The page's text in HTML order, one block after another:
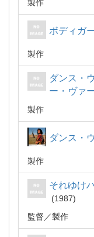
製作
ボディガ
製作
ダンス・
ー・ヴァ
製作
ダンス・
製作
それゆけ
1987
監督
製作